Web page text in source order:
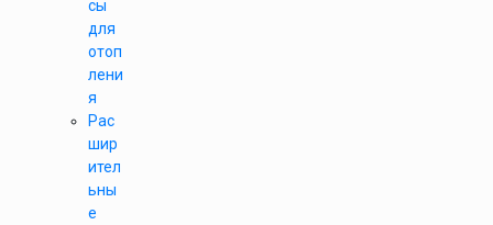
сы
для
отоп
лени
я
Рас
шир
ител
ьны
е